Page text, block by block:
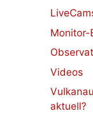
Monitor-
Videos
aktuell?